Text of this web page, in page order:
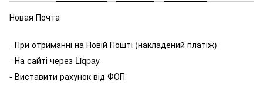
Новая Почта
- При отриманні на Новій Пошті (накладений платіж)
- На сайті через Liqpay
- Виставити рахунок від ФОП